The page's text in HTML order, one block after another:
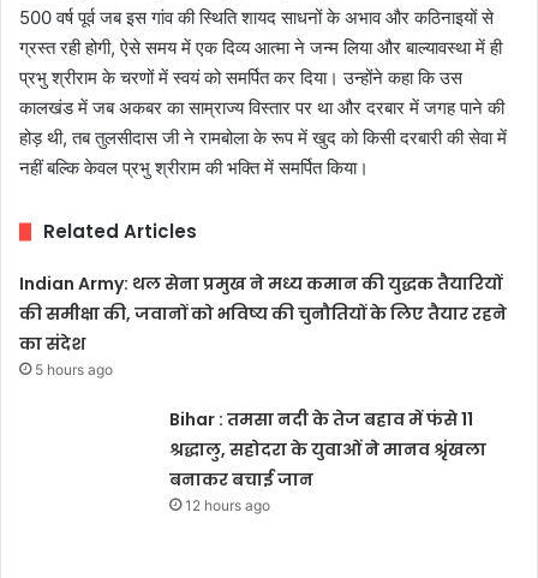
500 वर्ष पूर्व जब इस गांव की स्थिति शायद साधनों के अभाव और कठिनाइयों से
ग्रस्त रही होगी, ऐसे समय में एक दिव्य आत्मा ने जन्म लिया और बाल्यावस्था में ही
प्रभु श्रीराम के चरणों में स्वयं को समर्पित कर दिया। उन्होंने कहा कि उस
कालखंड में जब अकबर का साम्राज्य विस्तार पर था और दरबार में जगह पाने की
होड़ थी, तब तुलसीदास जी ने रामबोला के रूप में खुद को किसी दरबारी की सेवा में
नहीं बल्कि केवल प्रभु श्रीराम की भक्ति में समर्पित किया।
Related Articles
Indian Army: थल सेना प्रमुख ने मध्य कमान की युद्धक तैयारियों
की समीक्षा की, जवानों को भविष्य की चुनौतियों के लिए तैयार रहने
का संदेश
5 hours ago
Bihar : तमसा नदी के तेज बहाव में फंसे 11
श्रद्धालु, सहोदरा के युवाओं ने मानव श्रृंखला
बनाकर बचाई जान
12 hours ago